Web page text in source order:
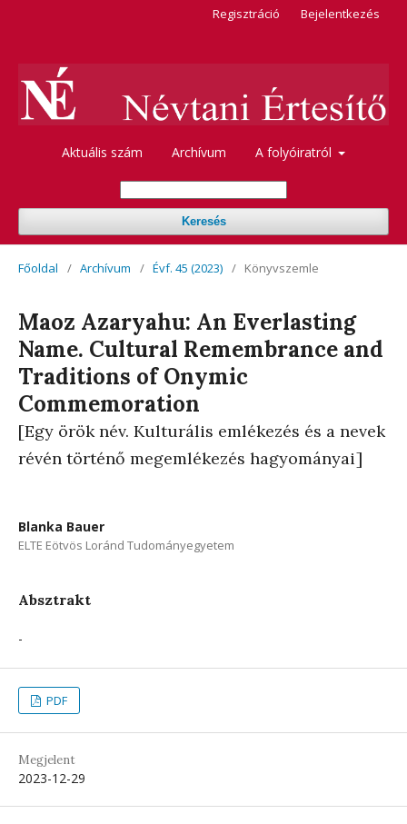
Aktuális szám Archívum A folyóiratról
Keresés
Regisztráció Bejelentkezés
Főoldal / Archívum / Évf. 45 (2023) / Könyvszemle
Maoz Azaryahu: An Everlasting
Name. Cultural Remembrance and
Traditions of Onymic
Commemoration
[Egy örök név. Kulturális emlékezés és a nevek
révén történő megemlékezés hagyományai]
Blanka Bauer
ELTE Eötvös Loránd Tudományegyetem
Absztrakt
-
PDF
Megjelent
2023-12-29